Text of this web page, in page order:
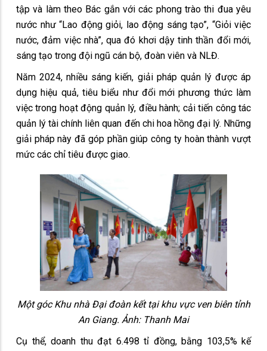
tập và làm theo Bác gắn với các phong trào thi đua yêu
nước như “Lao động giỏi, lao động sáng tạo”, “Giỏi việc
nước, đảm việc nhà”, qua đó khơi dậy tinh thần đổi mới,
sáng tạo trong đội ngũ cán bộ, đoàn viên và NLĐ.
Năm 2024, nhiều sáng kiến, giải pháp quản lý được áp
dụng hiệu quả, tiêu biểu như đổi mới phương thức làm
việc trong hoạt động quản lý, điều hành; cải tiến công tác
quản lý tài chính liên quan đến chi hoa hồng đại lý. Những
giải pháp này đã góp phần giúp công ty hoàn thành vượt
mức các chỉ tiêu được giao.
Một góc Khu nhà Đại đoàn kết tại khu vực ven biên tỉnh
An Giang. Ảnh: Thanh Mai
Cụ thể, doanh thu đạt 6.498 tỉ đồng, bằng 103,5% kế